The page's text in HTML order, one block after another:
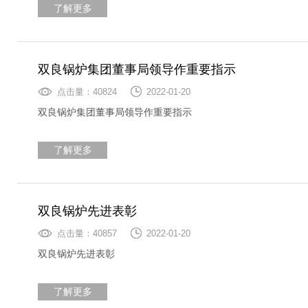
了解更多
双良锅炉集团董事局领导作重要指示
点击量：40824 2022-01-20
双良锅炉集团董事局领导作重要指示
了解更多
双良锅炉先进表彰
点击量：40857 2022-01-20
双良锅炉先进表彰
了解更多